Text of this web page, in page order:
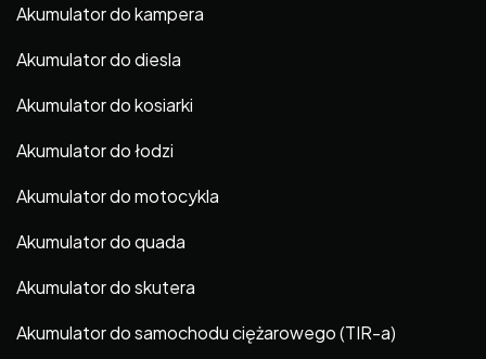
Akumulator do kampera
Akumulator do diesla
Akumulator do kosiarki
Akumulator do łodzi
Akumulator do motocykla
Akumulator do quada
Akumulator do skutera
Akumulator do samochodu ciężarowego (TIR-a)